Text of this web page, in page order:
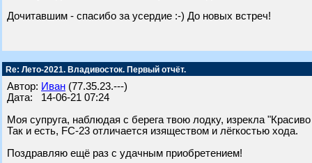
Дочитавшим - спасибо за усердие :-) До новых встреч!
Re: Лето-2021. Владивосток. Первый отчёт.
Автор: Иван (77.35.23.---)
Дата: 14-06-21 07:24
Моя супруга, наблюдая с берега твою лодку, изрекла
Так и есть, FC-23 отличается изяществом и лёгкостью хода.
Поздравляю ещё раз с удачным приобретением!